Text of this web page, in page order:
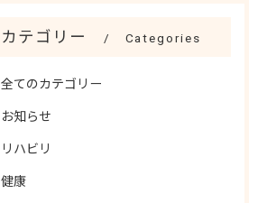
カテゴリー Categories
全てのカテゴリー
お知らせ
リハビリ
健康